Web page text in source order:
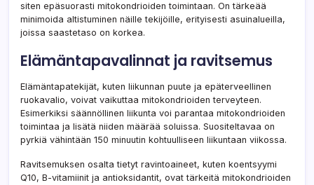
siten epäsuorasti mitokondrioiden toimintaan. On tärkeää
minimoida altistuminen näille tekijöille, erityisesti asuinalueilla,
joissa saastetaso on korkea.
Elämäntapavalinnat ja ravitsemus
Elämäntapatekijät, kuten liikunnan puute ja epäterveellinen
ruokavalio, voivat vaikuttaa mitokondrioiden terveyteen.
Esimerkiksi säännöllinen liikunta voi parantaa mitokondrioiden
toimintaa ja lisätä niiden määrää soluissa. Suositeltavaa on
pyrkiä vähintään 150 minuutin kohtuulliseen liikuntaan viikossa.
Ravitsemuksen osalta tietyt ravintoaineet, kuten koentsyymi
Q10, B-vitamiinit ja antioksidantit, ovat tärkeitä mitokondrioiden